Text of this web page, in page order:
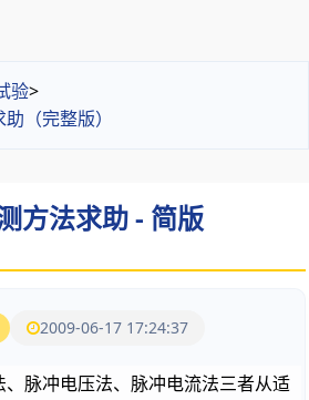
验>
（完整版）
方法求助 - 简版
2009-06-17 17:24:37
脉冲电压法、脉冲电流法三者从适